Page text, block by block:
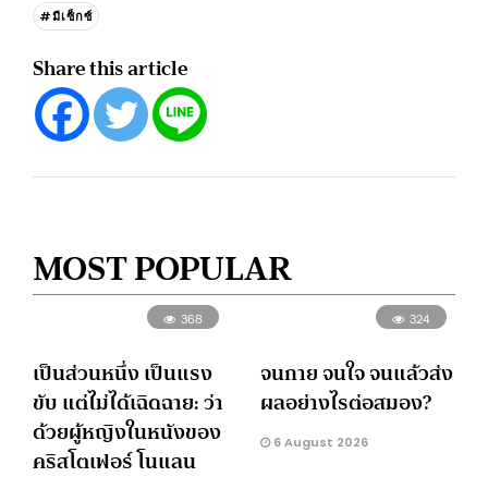
#มีเซ็กซ์
Share this article
MOST POPULAR
368
เป็นส่วนหนึ่ง เป็นแรง
ขับ แต่ไม่ได้เฉิดฉาย: ว่า
ด้วยผู้หญิงในหนังของ
คริสโตเฟอร์ โนแลน
324
จนกาย จนใจ จนแล้วส่ง
ผลอย่างไรต่อสมอง?
6 August 2026